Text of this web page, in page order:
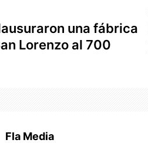
una fábrica
Lorenzo al 700
Fla Media